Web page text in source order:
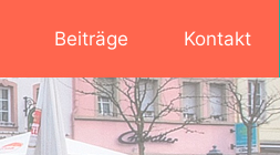
Beiträge Kontakt